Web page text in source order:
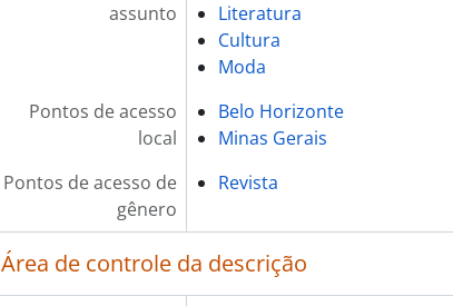
assunto
Literatura
Cultura
Moda
Pontos de acesso
local
Belo Horizonte
Minas Gerais
Pontos de acesso de
gênero
Revista
Área de controle da descrição